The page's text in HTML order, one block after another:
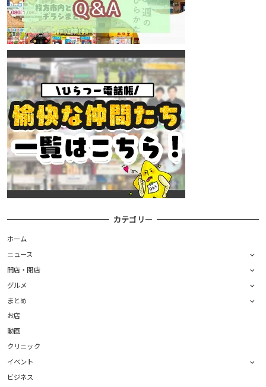
カテゴリー
ホーム
ニュース
開店・閉店
グルメ
まとめ
お店
動画
クリニック
イベント
ビジネス